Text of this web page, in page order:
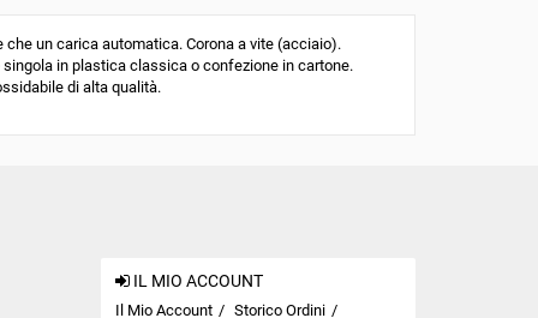
un carica automatica. Corona a vite (acciaio).
in plastica classica o confezione in cartone.
di alta qualità.
IL MIO ACCOUNT
Il Mio Account Storico Ordini